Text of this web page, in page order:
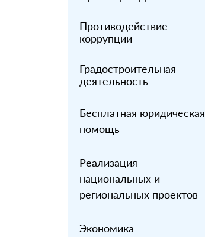
Противодействие
коррупции
Градостроительная
деятельность
Бесплатная юридическая
помощь
Реализация
национальных и
региональных проектов
Экономика